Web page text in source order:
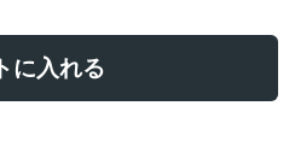
に入れる